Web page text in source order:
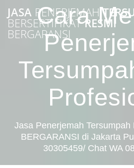
Skip
to
JASA PENERJEMAH
BERSERTIFIKATRESMI
BERGARANSI
Cara
Jasa Penerjemah
BERGARANSI di Jakarta
30305459/ Chat WA